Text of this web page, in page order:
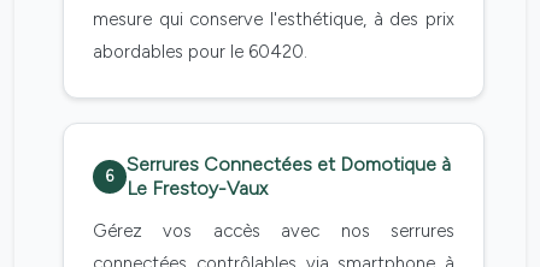
mesure qui conserve l'esthétique, à des prix
abordables pour le 60420.
6
Serrures Connectées et Domotique à
Le Frestoy-Vaux
Gérez vos accès avec nos serrures